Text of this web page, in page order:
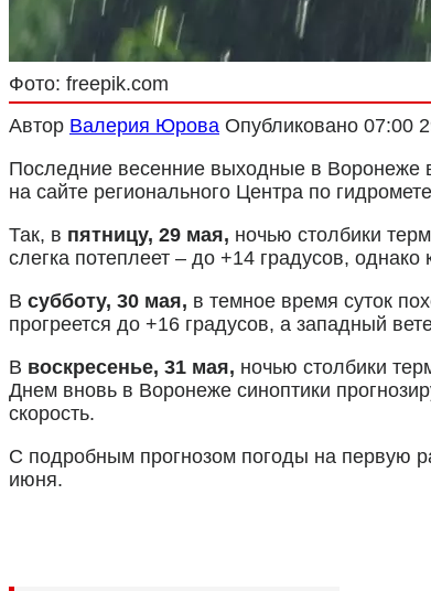
Фото: freepik.com
Автор Валерия Юрова Опубликовано 07:00
Последние весенние выходные в Воронеже
на сайте регионального Центра по
Так, в пятницу, 29 мая, ночью столбики
слегка потеплеет – до +14 градусов,
В субботу, 30 мая, в темное время суток
прогреется до +16 градусов, а западный
В воскресенье, 31 мая, ночью столбики
Днем вновь в Воронеже синоптики
скорость.
С подробным прогнозом погоды на первую
июня.